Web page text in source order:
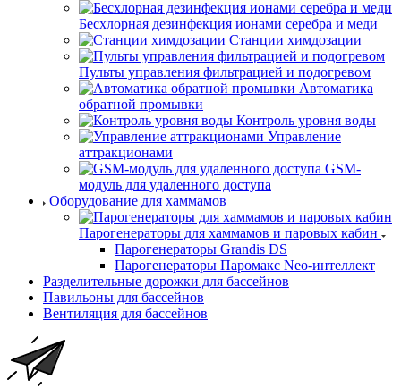
Беcхлорная дезинфекция ионами серебра и меди
Станции химдозации
Пульты управления фильтрацией и подогревом
Автоматика
обратной промывки
Контроль уровня воды
Управление
аттракционами
GSM-
модуль для удаленного доступа
Оборудование для хаммамов
Парогенераторы для хаммамов и паровых кабин
Парогенераторы Grandis DS
Парогенераторы Паромакс Neo-интеллект
Разделительные дорожки для бассейнов
Павильоны для бассейнов
Вентиляция для бассейнов